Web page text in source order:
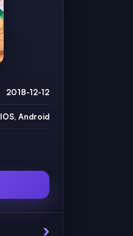
2018-12-12
IOS, Android